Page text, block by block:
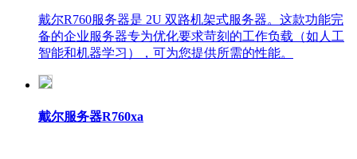
戴尔R760服务器是 2U 双路机架式服务器。这款功能完
备的企业服务器专为优化要求苛刻的工作负载（如人工
智能和机器学习），可为您提供所需的性能。
戴尔服务器R760xa